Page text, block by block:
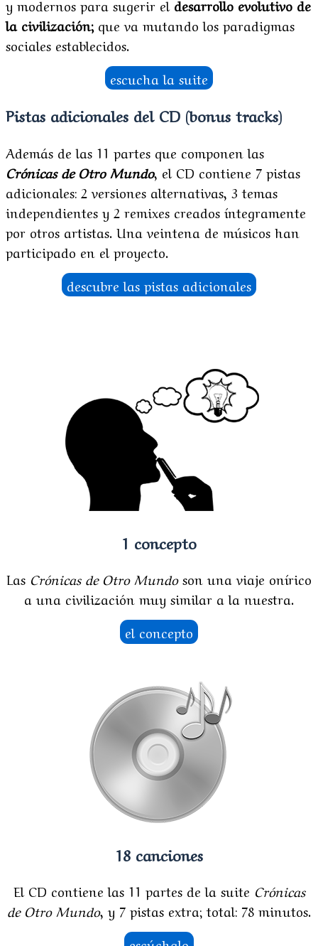
y modernos para sugerir el desarrollo evolutivo de
la civilización; que va mutando los paradigmas
sociales establecidos.
escucha la suite
Pistas adicionales del CD (bonus tracks)
Además de las 11 partes que componen las
Crónicas de Otro Mundo, el CD contiene 7 pistas
adicionales: 2 versiones alternativas, 3 temas
independientes y 2 remixes creados íntegramente
por otros artistas. Una veintena de músicos han
participado en el proyecto.
descubre las pistas adicionales
1 concepto
Las Crónicas de Otro Mundoson una viaje onírico
a una civilización muy similar a la nuestra.
el concepto
18 canciones
El CD contiene las 11 partes de la suite Crónicas
de Otro Mundo, y 7 pistas extra; total: 78 minutos.